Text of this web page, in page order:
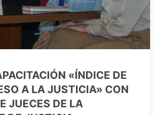
«ÍNDICE DE
A LA JUSTICIA» CON
JUECES DE LA